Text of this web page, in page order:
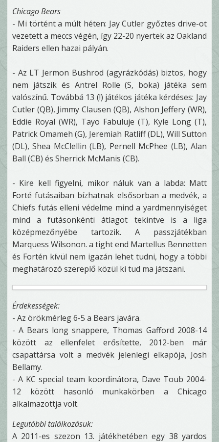
Chicago Bears
- Mi történt a múlt héten: Jay Cutler győztes drive-ot
vezetett a meccs végén, így 22-20 nyertek az Oakland
Raiders ellen hazai pályán.
- Az LT Jermon Bushrod (agyrázkódás) biztos, hogy
nem játszik és Antrel Rolle (S, boka) játéka sem
valószínű. Továbbá 13 (!) játékos játéka kérdéses: Jay
Cutler (QB), Jimmy Clausen (QB), Alshon Jeffery (WR),
Eddie Royal (WR), Tayo Fabuluje (T), Kyle Long (T),
Patrick Omameh (G), Jeremiah Ratliff (DL), Will Sutton
(DL), Shea McClellin (LB), Pernell McPhee (LB), Alan
Ball (CB) és Sherrick McManis (CB).
- Kire kell figyelni, mikor náluk van a labda: Matt
Forté futásaiban bízhatnak elsősorban a medvék, a
Chiefs futás elleni védelme mind a yardmennyiséget
mind a futásonkénti átlagot tekintve is a liga
középmezőnyébe tartozik. A passzjátékban
Marquess Wilsonon. a tight end Martellus Bennetten
és Fortén kívül nem igazán lehet tudni, hogy a többi
meghatározó szereplő közül ki tud ma játszani.
Érdekességek:
- Az örökmérleg 6-5 a Bears javára.
- A Bears long snappere, Thomas Gafford 2008-14
között az ellenfelet erősítette, 2012-ben már
csapattársa volt a medvék jelenlegi elkapója, Josh
Bellamy.
- A KC special team koordinátora, Dave Toub 2004-
12 között hasonló munkakörben a Chicago
alkalmazottja volt.
Legutóbbi találkozásuk:
A 2011-es szezon 13. játékhetében egy 38 yardos